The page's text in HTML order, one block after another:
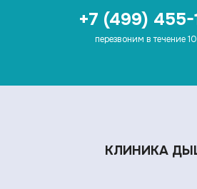
+7 (499)
перезвоним в течение
КЛИНИКА